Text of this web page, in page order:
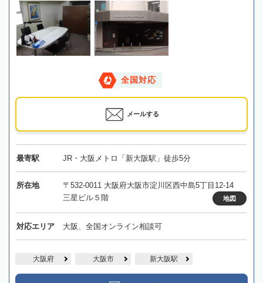
全国対応
メールする
最寄駅 JR・大阪メトロ「新大阪駅」徒歩5分
所在地
〒532-0011 大阪府大阪市淀川区西中島5丁目12-14
三星ビル５階
地図
対応エリア 大阪、全国オンライン相談可
大阪府 大阪市 新大阪駅